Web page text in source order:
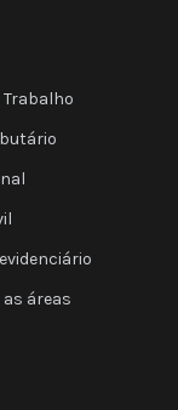
Trabalho
áreas